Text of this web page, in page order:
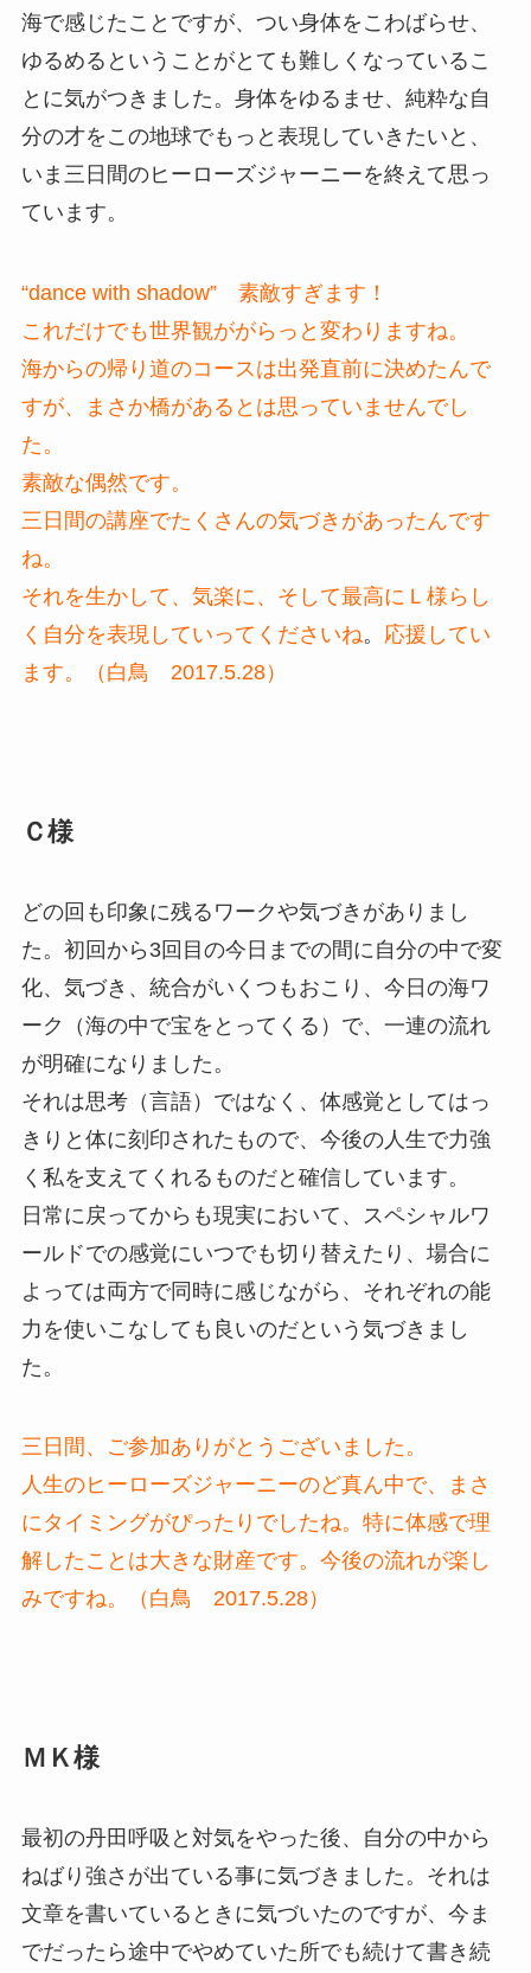
海で感じたことですが、つい身体をこわばらせ、
ゆるめるということがとても難しくなっているこ
とに気がつきました。身体をゆるませ、純粋な自
分の才をこの地球でもっと表現していきたいと、
いま三日間のヒーローズジャーニーを終えて思っ
ています。
“dance with shadow” 素敵すぎます！
これだけでも世界観ががらっと変わりますね。
海からの帰り道のコースは出発直前に決めたんで
すが、まさか橋があるとは思っていませんでし
た。
素敵な偶然です。
三日間の講座でたくさんの気づきがあったんです
ね。
それを生かして、気楽に、そして最高にＬ様らし
く自分を表現していってくださいね。 応援してい
ます。（白鳥 2017.5.28）
Ｃ様
どの回も印象に残るワークや気づきがありまし
た。初回から3回目の今日までの間に自分の中で変
化、気づき、統合がいくつもおこり、今日の海ワ
ーク（海の中で宝をとってくる）で、一連の流れ
が明確になりました。
それは思考（言語）ではなく、体感覚としてはっ
きりと体に刻印されたもので、今後の人生で力強
く私を支えてくれるものだと確信しています。
日常に戻ってからも現実において、スペシャルワ
ールドでの感覚にいつでも切り替えたり、場合に
よっては両方で同時に感じながら、それぞれの能
力を使いこなしても良いのだという気づきまし
た。
三日間、ご参加ありがとうございました。
人生のヒーローズジャーニーのど真ん中で、まさ
にタイミングがぴったりでしたね。特に体感で理
解したことは大きな財産です。今後の流れが楽し
みですね。（白鳥 2017.5.28）
ＭＫ様
最初の丹田呼吸と対気をやった後、自分の中から
ねばり強さが出ている事に気づきました。それは
文章を書いているときに気づいたのですが、今ま
でだったら途中でやめていた所でも続けて書き続